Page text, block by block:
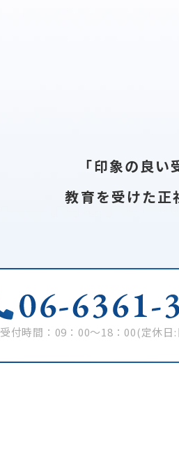
｢印象の良い
教育を受けた正
受付時間：09：00～18：00(定休日